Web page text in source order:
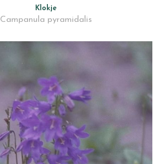
Klokje
Campanula pyramidalis